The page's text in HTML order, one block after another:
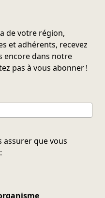
de votre région,
et adhérents, recevez
encore dans notre
pas à vous abonner !
que vous